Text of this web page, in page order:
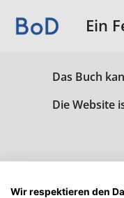
Ein
Das Buch
Die Website
Wir respektieren den